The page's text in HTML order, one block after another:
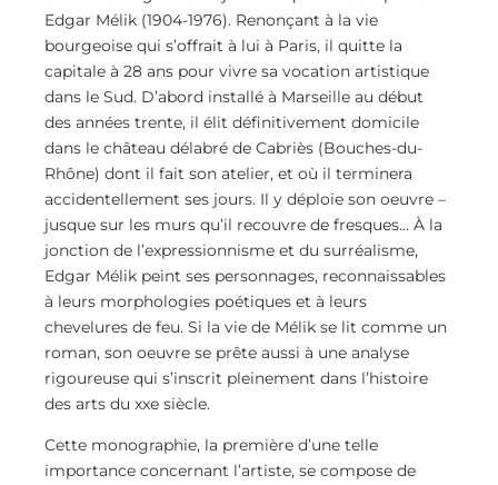
Edgar Mélik (1904-1976). Renonçant à la vie
bourgeoise qui s’offrait à lui à Paris, il quitte la
capitale à 28 ans pour vivre sa vocation artistique
dans le Sud. D’abord installé à Marseille au début
des années trente, il élit définitivement domicile
dans le château délabré de Cabriès (Bouches-du-
Rhône) dont il fait son atelier, et où il terminera
accidentellement ses jours. Il y déploie son oeuvre –
jusque sur les murs qu’il recouvre de fresques… À la
jonction de l’expressionnisme et du surréalisme,
Edgar Mélik peint ses personnages, reconnaissables
à leurs morphologies poétiques et à leurs
chevelures de feu. Si la vie de Mélik se lit comme un
roman, son oeuvre se prête aussi à une analyse
rigoureuse qui s’inscrit pleinement dans l’histoire
des arts du xxe siècle.
Cette monographie, la première d’une telle
importance concernant l’artiste, se compose de